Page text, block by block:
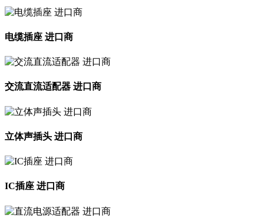
电缆插座 进口商
交流直流适配器 进口商
立体声插头 进口商
IC插座 进口商